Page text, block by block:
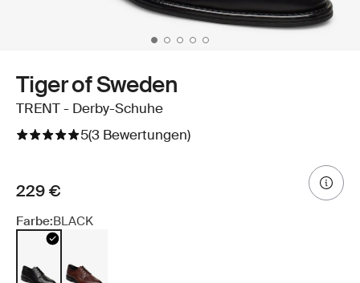
Tiger of Sweden
TRENT - Derby-Schuhe
5(3 Bewertungen)
229 €
Farbe:BLACK